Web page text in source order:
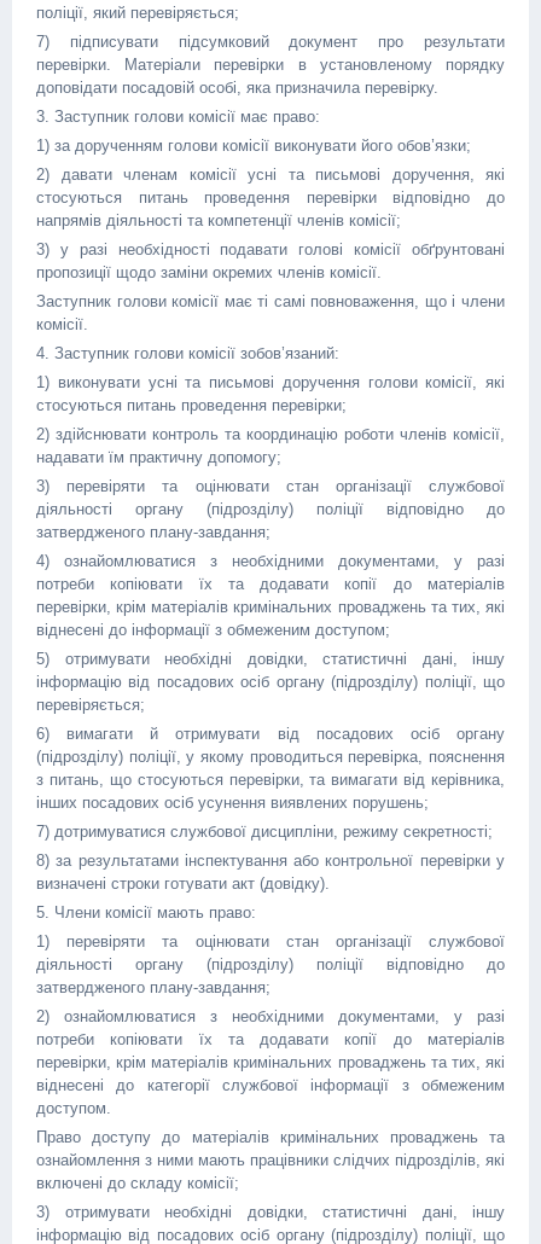
поліції, який перевіряється;
7) підписувати підсумковий документ про результати
перевірки. Матеріали перевірки в установленому порядку
доповідати посадовій особі, яка призначила перевірку.
3. Заступник голови комісії має право:
1) за дорученням голови комісії виконувати його обов’язки;
2) давати членам комісії усні та письмові доручення, які
стосуються питань проведення перевірки відповідно до
напрямів діяльності та компетенції членів комісії;
3) у разі необхідності подавати голові комісії обґрунтовані
пропозиції щодо заміни окремих членів комісії.
Заступник голови комісії має ті самі повноваження, що і члени
комісії.
4. Заступник голови комісії зобов’язаний:
1) виконувати усні та письмові доручення голови комісії, які
стосуються питань проведення перевірки;
2) здійснювати контроль та координацію роботи членів комісії,
надавати їм практичну допомогу;
3) перевіряти та оцінювати стан організації службової
діяльності органу (підрозділу) поліції відповідно до
затвердженого плану-завдання;
4) ознайомлюватися з необхідними документами, у разі
потреби копіювати їх та додавати копії до матеріалів
перевірки, крім матеріалів кримінальних проваджень та тих, які
віднесені до інформації з обмеженим доступом;
5) отримувати необхідні довідки, статистичні дані, іншу
інформацію від посадових осіб органу (підрозділу) поліції, що
перевіряється;
6) вимагати й отримувати від посадових осіб органу
(підрозділу) поліції, у якому проводиться перевірка, пояснення
з питань, що стосуються перевірки, та вимагати від керівника,
інших посадових осіб усунення виявлених порушень;
7) дотримуватися службової дисципліни, режиму секретності;
8) за результатами інспектування або контрольної перевірки у
визначені строки готувати акт (довідку).
5. Члени комісії мають право:
1) перевіряти та оцінювати стан організації службової
діяльності органу (підрозділу) поліції відповідно до
затвердженого плану-завдання;
2) ознайомлюватися з необхідними документами, у разі
потреби копіювати їх та додавати копії до матеріалів
перевірки, крім матеріалів кримінальних проваджень та тих, які
віднесені до категорії службової інформації з обмеженим
доступом.
Право доступу до матеріалів кримінальних проваджень та
ознайомлення з ними мають працівники слідчих підрозділів, які
включені до складу комісії;
3) отримувати необхідні довідки, статистичні дані, іншу
інформацію від посадових осіб органу (підрозділу) поліції, що